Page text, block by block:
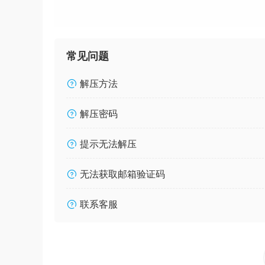
常见问题
解压方法
解压密码
提示无法解压
无法获取邮箱验证码
联系客服